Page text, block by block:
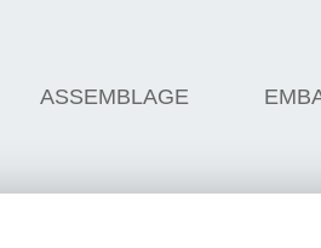
ASSEMBLAGE